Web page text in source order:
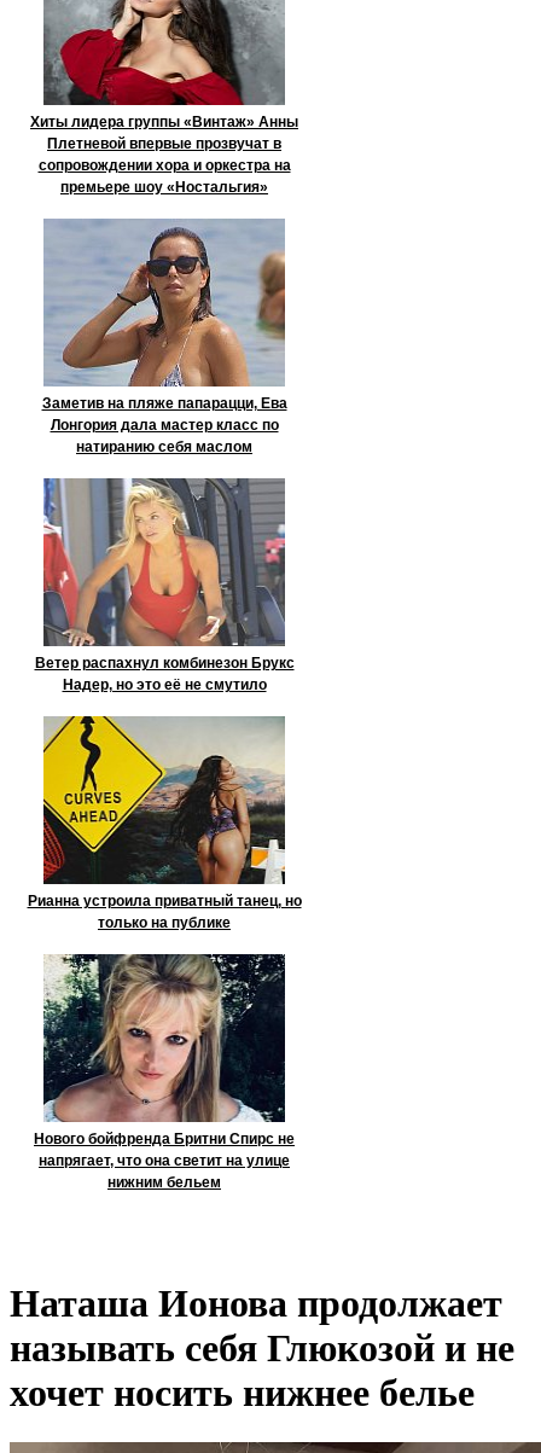
Хиты лидера группы «Винтаж» Анны
Плетневой впервые прозвучат в
сопровождении хора и оркестра на
премьере шоу «Ностальгия»
Заметив на пляже папарацци, Ева
Лонгория дала мастер класс по
натиранию себя маслом
Ветер распахнул комбинезон Брукс
Надер, но это её не смутило
Рианна устроила приватный танец, но
только на публике
Нового бойфренда Бритни Спирс не
напрягает, что она светит на улице
нижним бельем
Наташа Ионова продолжает
называть себя Глюкозой и не
хочет носить нижнее белье